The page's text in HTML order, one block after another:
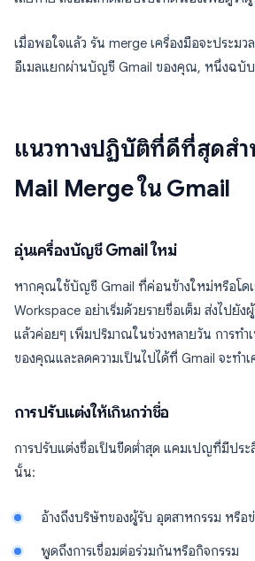
เมื่อพอใจแล้ว รัน merge เครื่องมือจะประมว
อีเมลแยกผ่านบัญชี Gmail ของคุณ, หนึ่งฉบั
แนวทางปฏิบัติที่ดีที่สุดส
Mail Merge ใน Gmail
อุ่นเครื่องบัญชี Gmail ใหม่
หากคุณใช้บัญชี Gmail ที่ค่อนข้างใหม่หรือโด
Workspace อย่าเริ่มด้วยรายชื่อเต็ม ส่งไปยั
แล้วค่อยๆ เพิ่มปริมาณในช่วงหลายวัน การทำเ
ของคุณและลดความเป็นไปได้ที่ Gmail จะท
การปรับแต่งให้เกินกว่าชื่อ
การปรับแต่งชื่อเป็นขีดต่ำสุด แคมเปญที่มีประ
นั้น:
อ้างถึงบริษัทของผู้รับ อุตสาหกรรม หรือข่
พูดถึงการเชื่อมต่อร่วมกันหรือกิจกรรม